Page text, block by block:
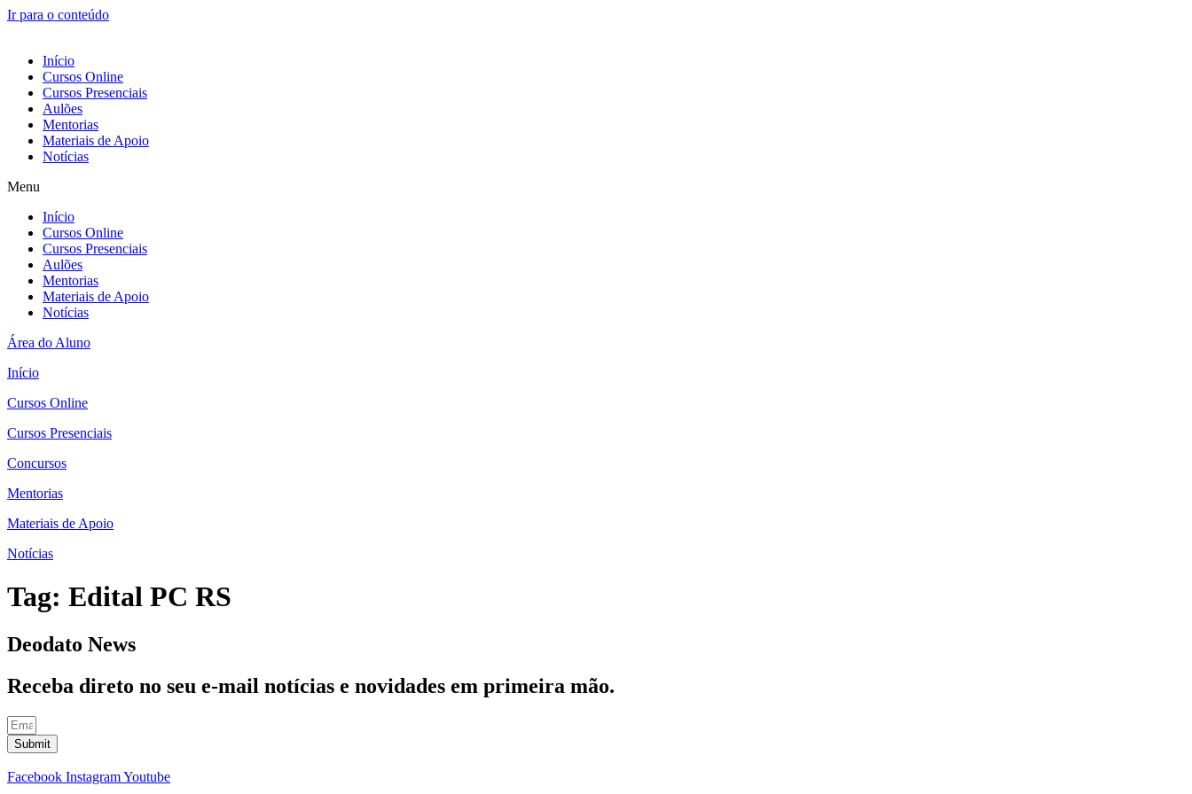
Ir para o conteúdo
Início
Cursos Online
Cursos Presenciais
Aulões
Mentorias
Materiais de Apoio
Notícias
Menu
Início
Cursos Online
Cursos Presenciais
Aulões
Mentorias
Materiais de Apoio
Notícias
Área do Aluno
Início
Cursos Online
Cursos Presenciais
Concursos
Mentorias
Materiais de Apoio
Notícias
Tag: Edital PC RS
Deodato News
Receba direto no seu e-mail notícias e novidades em primeira mão.
Submit
Facebook InstagramYoutube